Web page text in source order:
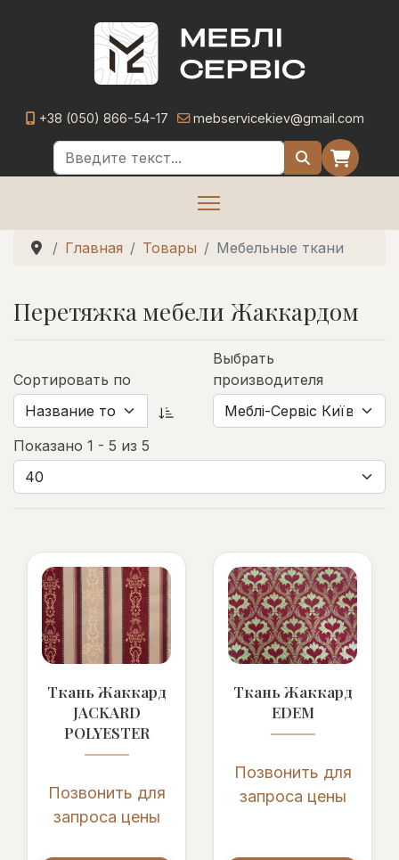
+38 (050) 866-54-17 mebservicekiev@gmail.com
Поиск
Главная Товары Мебельные ткани
Перетяжка мебели Жаккардом
Сортировать по
Выбрать
производителя
Показано 1 - 5 из 5
Ткань Жаккард
JACKARD
POLYESTER
Позвонить для
запроса цены
Ткань Жаккард
EDEM
Позвонить для
запроса цены